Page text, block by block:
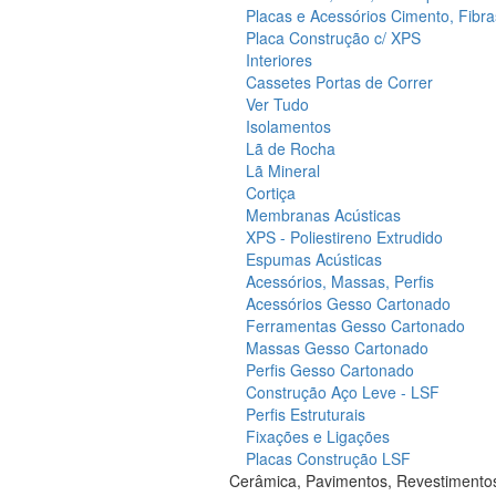
Placas e Acessórios Cimento,
Placa Construção c/ XPS
Interiores
Cassetes Portas de Correr
Ver Tudo
Isolamentos
Lã de Rocha
Lã Mineral
Cortiça
Membranas Acústicas
XPS - Poliestireno Extrudido
Espumas Acústicas
Acessórios, Massas, Perfis
Acessórios Gesso Cartonado
Ferramentas Gesso Cartonado
Massas Gesso Cartonado
Perfis Gesso Cartonado
Construção Aço Leve - LSF
Perfis Estruturais
Fixações e Ligações
Placas Construção LSF
Cerâmica, Pavimentos,